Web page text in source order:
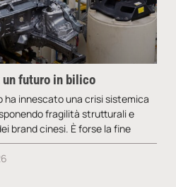
futuro in bilico
ha innescato una crisi sistemica
fragilità strutturali e
brand cinesi. È forse la fine